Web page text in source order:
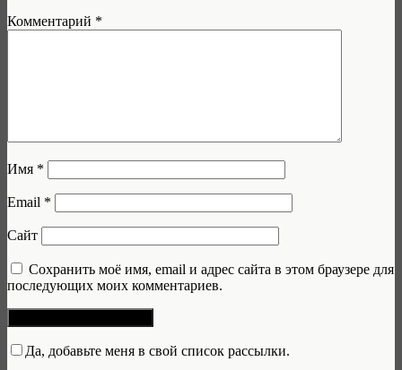
Комментарий *
Имя *
Email *
Сайт
Сохранить моё имя, email и адрес сайта в этом браузере для
последующих моих комментариев.
Да, добавьте меня в свой список рассылки.